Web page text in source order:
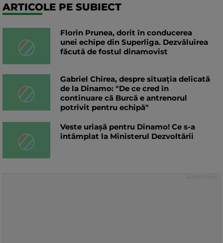
ARTICOLE PE SUBIECT
Florin Prunea, dorit în conducerea
unei echipe din Superliga. Dezvăluirea
făcută de fostul dinamovist
Gabriel Chirea, despre situația delicată
de la Dinamo: "De ce cred în
continuare că Burcă e antrenorul
potrivit pentru echipă"
Veste uriașă pentru Dinamo! Ce s-a
întâmplat la Ministerul Dezvoltării